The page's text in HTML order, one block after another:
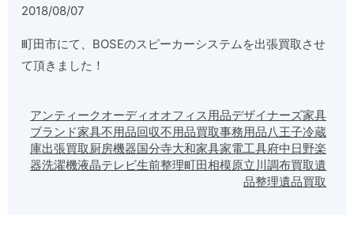
2018/08/07
町田市にて、BOSEのスピーカーシステムを出張買取させ
て頂きました！
アンティークオーディオオフィス用品デザイナーズ家具
ブランド家具不用品回収不用品買取事務用品八王子冷蔵
庫出張買取 厨房機器国分寺大和家具家電工具府中 日野楽
器洗濯機液晶テレビ生前整理町田相模原立川調布買取遺
品整理遺品買取